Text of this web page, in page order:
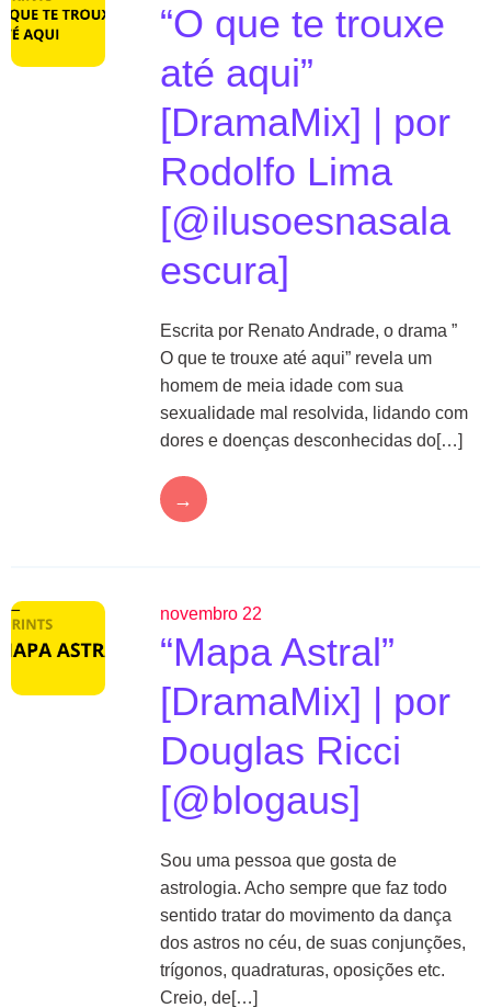
“O que te trouxe
até aqui”
[DramaMix] | por
Rodolfo Lima
[@ilusoesnasala
escura]
Escrita por Renato Andrade, o drama ”
O que te trouxe até aqui” revela um
homem de meia idade com sua
sexualidade mal resolvida, lidando com
dores e doenças desconhecidas do[…]
→
novembro 22
“Mapa Astral”
[DramaMix] | por
Douglas Ricci
[@blogaus]
Sou uma pessoa que gosta de
astrologia. Acho sempre que faz todo
sentido tratar do movimento da dança
dos astros no céu, de suas conjunções,
trígonos, quadraturas, oposições etc.
Creio, de[…]